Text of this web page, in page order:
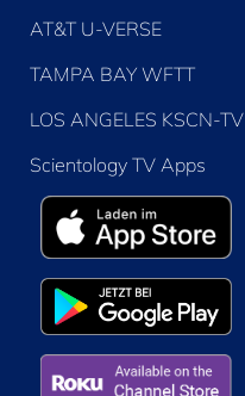
AT&T U-VERSE
TAMPA BAY WFTT
LOS ANGELES KSCN-TV
Scientology TV Apps